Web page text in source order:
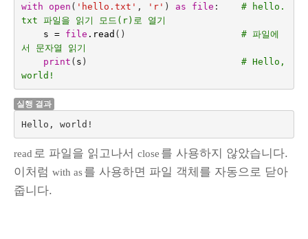
with open ( 'hello.txt' , 'r' ) as file :
# hello.
txt 파일을 읽기 모드(r)로 열기
s = file . read ()
# 파일에
서 문자열 읽기
print ( s )
# Hello,
world!
실행 결과
read 로 파일을 읽고나서 close 를 사용하지 않았습니다.
이처럼 with as를 사용하면 파일 객체를 자동으로 닫아
줍니다.